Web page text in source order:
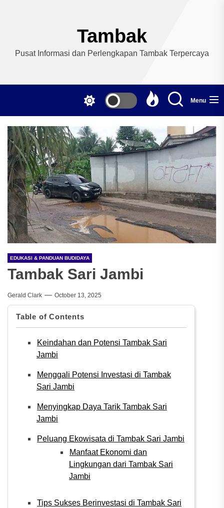
Tambak
Pusat Informasi dan Perlengkapan Tambak Terpercaya
Menu
EDUKASI & PANDUAN BUDIDAYA
Tambak Sari Jambi
Gerald Clark October 13, 2025
Table of Contents
Keindahan dan Potensi Tambak Sari
Jambi
Menggali Potensi Investasi di Tambak
Sari Jambi
Menyingkap Daya Tarik Tambak Sari
Jambi
Peluang Ekowisata di Tambak Sari Jambi
Manfaat Ekonomi dan
Lingkungan dari Tambak Sari
Jambi
Tips Sukses Berinvestasi di Tambak Sari